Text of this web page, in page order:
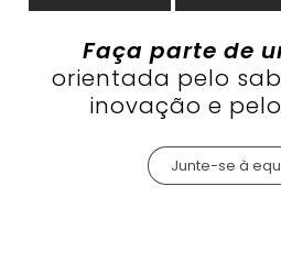
Faça parte de
orientada pelo
inovação e
Junte-se à